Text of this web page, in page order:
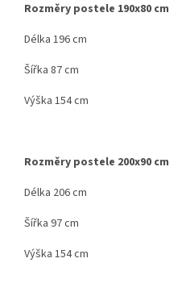
Rozměry postele 190x80 cm
Délka 196 cm
Šířka 87 cm
Výška 154 cm
Rozměry postele 200x90 cm
Délka 206 cm
Šířka 97 cm
Výška 154 cm